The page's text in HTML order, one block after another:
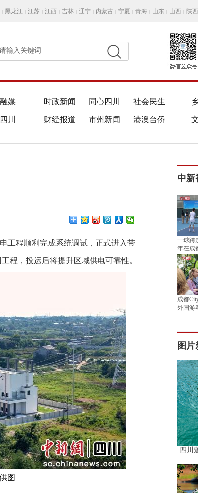
| 黑龙江 | 江苏 | 江西 | 吉林 | 辽宁 | 内蒙古 | 宁夏 | 青海 | 山东 | 山西 | 陕西
请输入关键词
媒
川
时政新闻 同心四川 社会民生
财经报道 市州新闻 港澳台侨
工程顺利完成系统调试，正式进入带
程，投运后将提升区域供电可靠性。
图
中新
一球跨
年在成
间友好
成都
外国游
图片
四川